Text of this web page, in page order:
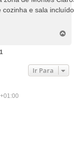
e sala
1
Ir Para